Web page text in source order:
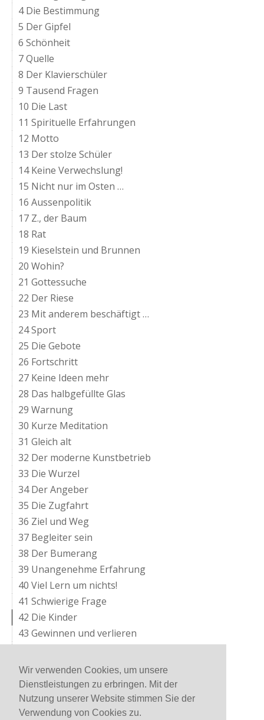
Wir verwenden Cookies, um unsere
Dienstleistungen zu erbringen. Mit der
Nutzung unserer Website stimmen Sie der
Verwendung von Cookies zu.
4 Die Bestimmung
5 Der Gipfel
6 Schönheit
7 Quelle
8 Der Klavierschüler
9 Tausend Fragen
10 Die Last
11 Spirituelle Erfahrungen
12 Motto
13 Der stolze Schüler
14 Keine Verwechslung!
15 Nicht nur im Osten …
16 Aussenpolitik
17 Z., der Baum
18 Rat
19 Kieselstein und Brunnen
20 Wohin?
21 Gottessuche
22 Der Riese
23 Mit anderem beschäftigt …
24 Sport
25 Die Gebote
26 Fortschritt
27 Keine Ideen mehr
28 Das halbgefüllte Glas
29 Warnung
30 Kurze Meditation
31 Gleich alt
32 Der moderne Kunstbetrieb
33 Die Wurzel
34 Der Angeber
35 Die Zugfahrt
36 Ziel und Weg
37 Begleiter sein
38 Der Bumerang
39 Unangenehme Erfahrung
40 Viel Lern um nichts!
41 Schwierige Frage
42 Die Kinder
43 Gewinnen und verlieren
45 Nachbarschaft
46 Auf den Grund sehen
47 Die Qualität
48 Ankommen